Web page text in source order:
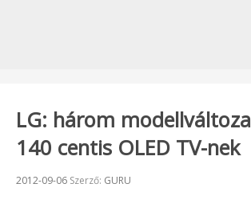
LG: három
140 centis OLED TV-nek
Beküldve:
2012-09-06 Szerző: GURU